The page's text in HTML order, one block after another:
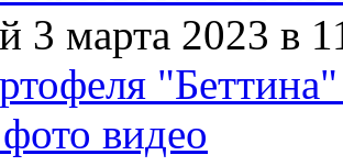
3 марта 2023 в
видео